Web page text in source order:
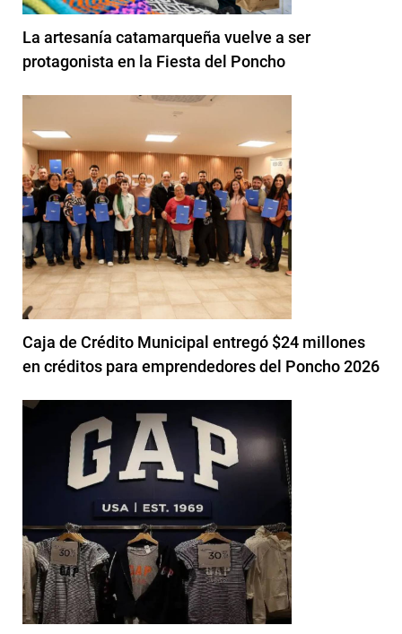
La artesanía catamarqueña vuelve a ser
protagonista en la Fiesta del Poncho
Caja de Crédito Municipal entregó $24 millones
en créditos para emprendedores del Poncho 2026